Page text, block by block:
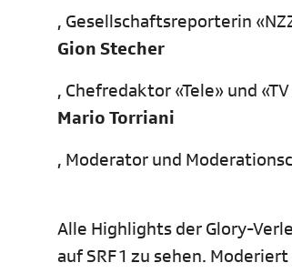
, Gesellschaftsreporterin
Gion Stecher
, Chefredaktor «Tele» und
Mario Torriani
, Moderator und
Alle Highlights der Glory-
auf SRF 1 zu sehen.